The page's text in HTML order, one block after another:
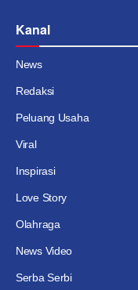
Kanal
News
Redaksi
Peluang Usaha
Viral
Inspirasi
Love Story
Olahraga
News Video
Serba Serbi